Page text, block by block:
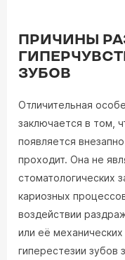
ПРИЧИНЫ
ЗУБОВ
Отличительная
заключается в том,
появляется
проходит. Она не
стоматологических
кариозных
воздействии
или её
гиперестезии зубов